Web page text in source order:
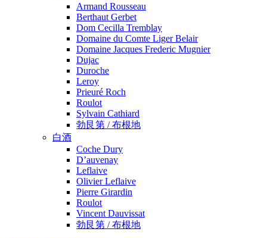
Armand Rousseau
Berthaut Gerbet
Dom Cecilla Tremblay
Domaine du Comte Liger Belair
Domaine Jacques Frederic Mugnier
Dujac
Duroche
Leroy
Prieuré Roch
Roulot
Sylvain Cathiard
勃艮第 / 布根地
白酒
Coche Dury
D’auvenay
Leflaive
Olivier Leflaive
Pierre Girardin
Roulot
Vincent Dauvissat
勃艮第 / 布根地